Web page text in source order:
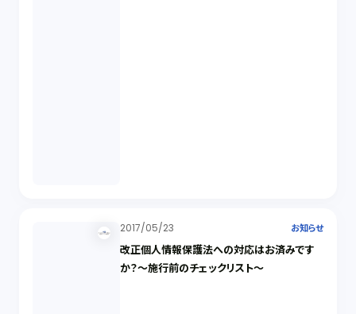
2017/05/23 お知らせ
改正個人情報保護法への対応はお済みです
か？～施行前のチェックリスト～